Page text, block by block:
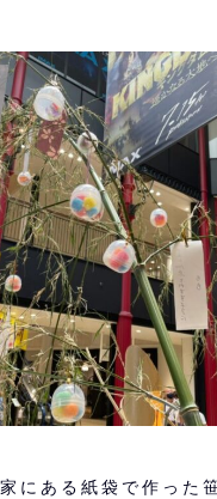
にある紙袋で作った